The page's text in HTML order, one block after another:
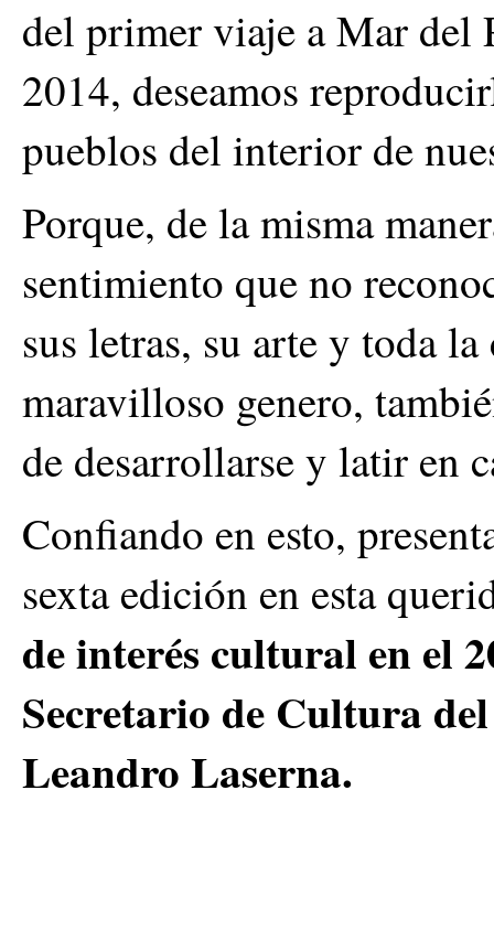
del primer viaje a Mar del
2014, deseamos
pueblos del interior de
Porque, de la misma
sentimiento que no
sus letras, su arte y toda
maravilloso genero,
de desarrollarse y latir en
Confiando en esto,
sexta edición en esta
de interés cultural en el
Secretario de Cultura
Leandro Laserna.